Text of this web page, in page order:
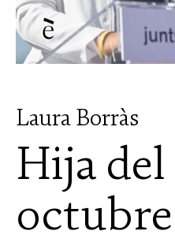
Laura Borràs
Hija del
octubre